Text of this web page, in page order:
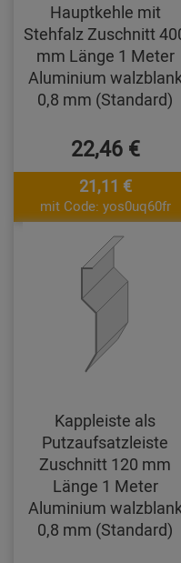
Hauptkehle mit
Stehfalz Zuschnitt
mm Länge 1 Meter
Aluminium
0,8 mm (Standard)
22,46 €
21,11 €
mit Code: yos0uq60fr
Kappleiste als
Putzaufsatzleiste
Zuschnitt 120 mm
Länge 1 Meter
Aluminium
0,8 mm (Standard)